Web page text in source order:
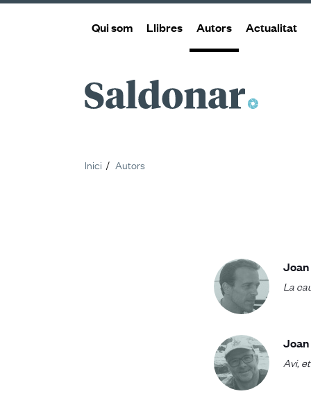
Qui som Llibres Autors Actualitat
Saldonar
Inici Autors
La
Avi,